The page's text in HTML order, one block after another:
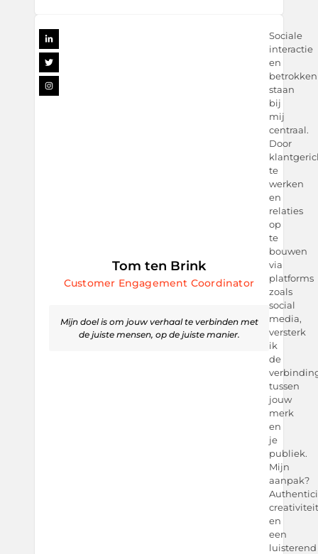
Tom ten Brink
Customer Engagement Coordinator
Mijn doel is om jouw verhaal te verbinden met
de juiste mensen, op de juiste manier.
Sociale
interactie
en
staan
bij
mij
centraal.
Door
te
werken
en
relaties
op
te
bouwen
via
platforms
zoals
social
media,
versterk
ik
de
tussen
jouw
merk
en
je
publiek.
Mijn
aanpak?
creativiteit
en
een
luisterend